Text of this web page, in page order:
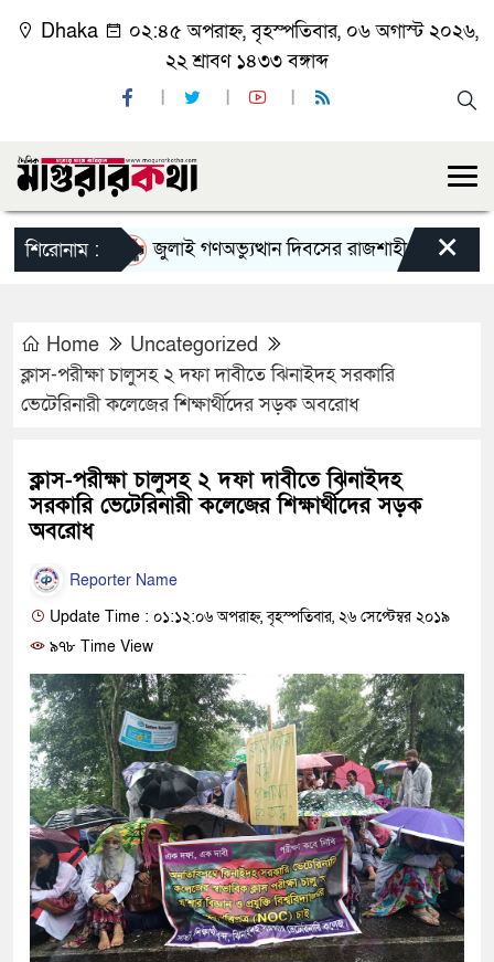
Dhaka
০২:৪৫ অপরাহ্ন, বৃহস্পতিবার, ০৬ অগাস্ট ২০২৬,
২২ শ্রাবণ ১৪৩৩ বঙ্গাব্দ
শিরোনাম : জুলাই গণঅভ্যুত্থান দিবসের রাজশাহী মহানগর×
Home
Uncategorized
ক্লাস-পরীক্ষা চালুসহ ২ দফা দাবীতে ঝিনাইদহ সরকারি
ভেটেরিনারী কলেজের শিক্ষার্থীদের সড়ক অবরোধ
ক্লাস-পরীক্ষা চালুসহ ২ দফা দাবীতে ঝিনাইদহ
সরকারি ভেটেরিনারী কলেজের শিক্ষার্থীদের সড়ক
অবরোধ
Reporter Name
Update Time : ০১:১২:০৬ অপরাহ্ন, বৃহস্পতিবার, ২৬ সেপ্টেম্বর ২০১৯
৯৭৮ Time View